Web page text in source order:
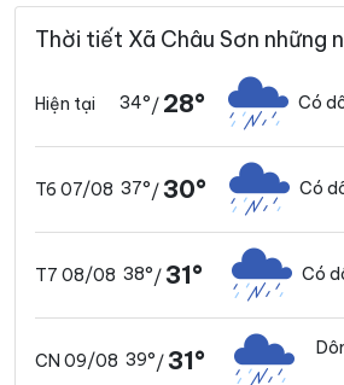
Thời tiết Xã Châu Sơn những
Hiện tại 34°/ 28° Có
T6 07/08 37°/30° Có
T7 08/08 38°/31° Có
CN 09/08 39°/31°